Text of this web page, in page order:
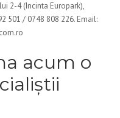
2-4 (Incinta Europark),
501 / 0748 808 226. Email:
acum o